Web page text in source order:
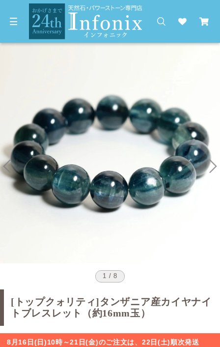
1 / 8
[トップクォリティ]タンザニア産カイヤナイ
トブレスレット（約16mm玉）
8月16日(日)10時～21日(金)のご注文は、22日(土)順次発送